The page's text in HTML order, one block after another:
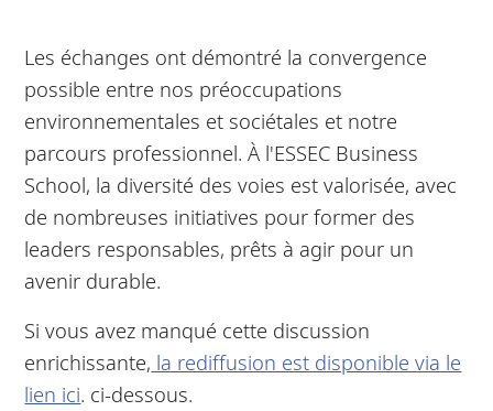
Les échanges ont démontré la convergence
possible entre nos préoccupations
environnementales et sociétales et notre
parcours professionnel. À l'ESSEC Business
School, la diversité des voies est valorisée, avec
de nombreuses initiatives pour former des
leaders responsables, prêts à agir pour un
avenir durable.
Si vous avez manqué cette discussion
enrichissante, la rediffusion est disponible via le
lien ici. ci-dessous.